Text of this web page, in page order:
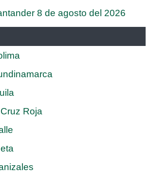
8 de agosto del 2026
Roja